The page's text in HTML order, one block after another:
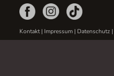
Kontakt| Impressum | Datenschutz |